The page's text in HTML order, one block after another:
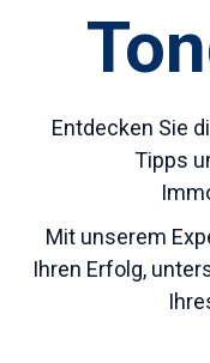
Entdecken Sie
Tipps
Mit unserem
Ihren Erfolg,